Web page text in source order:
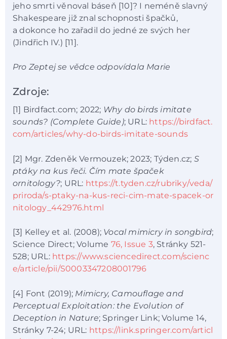
jeho smrti věnoval báseň [10]? I neméně slavný
Shakespeare již znal schopnosti špačků,
a dokonce ho zařadil do jedné ze svých her
(Jindřich IV.) [11].
Pro Zeptej se vědce odpovídala Marie
Zdroje:
[1] Birdfact.com; 2022; Why do birds imitate
sounds? (Complete Guide); URL: https://birdfact.
com/articles/why-do-birds-imitate-sounds
[2] Mgr. Zdeněk Vermouzek; 2023; Týden.cz; S
ptáky na kus řeči. Čím mate špaček
ornitology?; URL: https://t.tyden.cz/rubriky/veda/
priroda/s-ptaky-na-kus-reci-cim-mate-spacek-or
nitology_442976.html
[3] Kelley et al. (2008); Vocal mimicry in songbird;
Science Direct; Volume 76, Issue 3, Stránky 521-
528; URL: https://www.sciencedirect.com/scienc
e/article/pii/S0003347208001796
[4] Font (2019); Mimicry, Camouflage and
Perceptual Exploitation: the Evolution of
Deception in Nature; Springer Link; Volume 14,
Stránky 7-24; URL: https://link.springer.com/articl